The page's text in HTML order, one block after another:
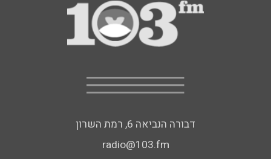
דבורה הנביאה 6, רמת השרון
radio@103.fm